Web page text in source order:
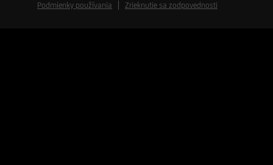
Podmienky používania Zrieknutie sa zodpovednosti